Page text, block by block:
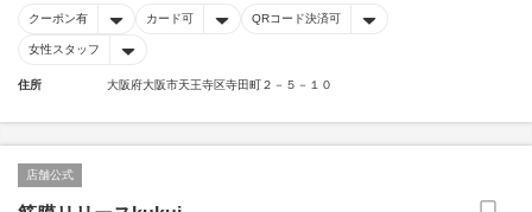
クーポン有 カード可 QRコード決済可
女性スタッフ
住所 大阪府大阪市天王寺区寺田町２－５－１０
店舗公式